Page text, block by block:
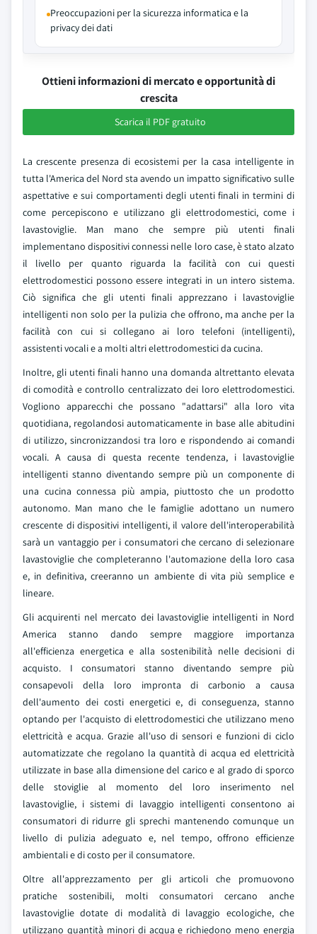
Preoccupazioni per la sicurezza informatica e la
privacy dei dati
Ottieni informazioni di mercato e opportunità di
crescita
Scarica il PDF gratuito
La crescente presenza di ecosistemi per la casa intelligente in
tutta l'America del Nord sta avendo un impatto significativo sulle
aspettative e sui comportamenti degli utenti finali in termini di
come percepiscono e utilizzano gli elettrodomestici, come i
lavastoviglie. Man mano che sempre più utenti finali
implementano dispositivi connessi nelle loro case, è stato alzato
il livello per quanto riguarda la facilità con cui questi
elettrodomestici possono essere integrati in un intero sistema.
Ciò significa che gli utenti finali apprezzano i lavastoviglie
intelligenti non solo per la pulizia che offrono, ma anche per la
facilità con cui si collegano ai loro telefoni (intelligenti),
assistenti vocali e a molti altri elettrodomestici da cucina.
Inoltre, gli utenti finali hanno una domanda altrettanto elevata
di comodità e controllo centralizzato dei loro elettrodomestici.
Vogliono apparecchi che possano "adattarsi" alla loro vita
quotidiana, regolandosi automaticamente in base alle abitudini
di utilizzo, sincronizzandosi tra loro e rispondendo ai comandi
vocali. A causa di questa recente tendenza, i lavastoviglie
intelligenti stanno diventando sempre più un componente di
una cucina connessa più ampia, piuttosto che un prodotto
autonomo. Man mano che le famiglie adottano un numero
crescente di dispositivi intelligenti, il valore dell'interoperabilità
sarà un vantaggio per i consumatori che cercano di selezionare
lavastoviglie che completeranno l'automazione della loro casa
e, in definitiva, creeranno un ambiente di vita più semplice e
lineare.
Gli acquirenti nel mercato dei lavastoviglie intelligenti in Nord
America stanno dando sempre maggiore importanza
all'efficienza energetica e alla sostenibilità nelle decisioni di
acquisto. I consumatori stanno diventando sempre più
consapevoli della loro impronta di carbonio a causa
dell'aumento dei costi energetici e, di conseguenza, stanno
optando per l'acquisto di elettrodomestici che utilizzano meno
elettricità e acqua. Grazie all'uso di sensori e funzioni di ciclo
automatizzate che regolano la quantità di acqua ed elettricità
utilizzate in base alla dimensione del carico e al grado di sporco
delle stoviglie al momento del loro inserimento nel
lavastoviglie, i sistemi di lavaggio intelligenti consentono ai
consumatori di ridurre gli sprechi mantenendo comunque un
livello di pulizia adeguato e, nel tempo, offrono efficienze
ambientali e di costo per il consumatore.
Oltre all'apprezzamento per gli articoli che promuovono
pratiche sostenibili, molti consumatori cercano anche
lavastoviglie dotate di modalità di lavaggio ecologiche, che
utilizzano quantità minori di acqua e richiedono meno energia